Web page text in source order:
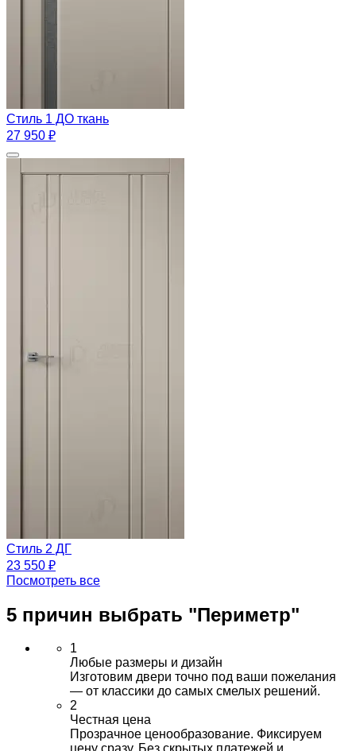
Стиль 1 ДО ткань
27 950 ₽
Стиль 2 ДГ
23 550 ₽
Посмотреть все
5 причин выбрать "Периметр"
1
Любые размеры и дизайн
Изготовим двери точно под ваши пожелания
— от классики до самых смелых решений.
2
Честная цена
Прозрачное ценообразование. Фиксируем